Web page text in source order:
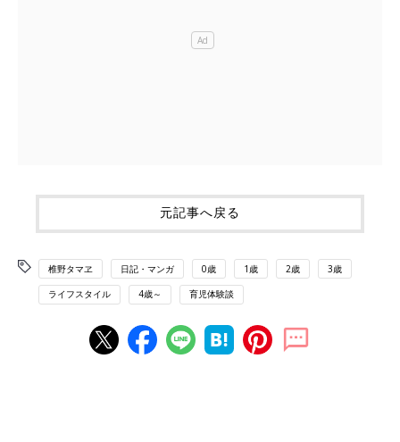
元記事へ戻る
椎野タマヱ 日記・マンガ 0歳 1歳 2歳 3歳
ライフスタイル 4歳～ 育児体験談